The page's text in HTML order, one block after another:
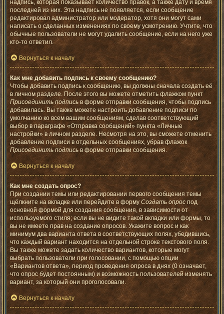
надпись, которая показывает количество правок, а также дату и время
последней из них. Эта надпись не появляется, если сообщение
редактировал администратор или модератор, хотя они могут сами
написать о сделанных изменениях по своему усмотрению. Учтите, что
обычные пользователи не могут удалить сообщение, если на него уже
кто-то ответил.
Вернуться к началу
Как мне добавить подпись к своему сообщению?
Чтобы добавить подпись к сообщению, вы должны сначала создать её
в личном разделе. После этого вы можете отметить флажком пункт
Присоединить подпись в форме отправки сообщения, чтобы подпись
добавилась. Вы также можете настроить добавление подписи по
умолчанию ко всем вашим сообщениям, сделав соответствующий
выбор в параграфе «Отправка сообщений» пункта «Личные
настройки» в личном разделе. Несмотря на это, вы сможете отменить
добавление подписи в отдельных сообщениях, убрав флажок
Присоединить подписьв форме отправки сообщения.
Вернуться к началу
Как мне создать опрос?
При создании темы или редактировании первого сообщения темы
щёлкните на вкладке или перейдите в форму Создать опрос под
основной формой для создания сообщения, в зависимости от
используемого стиля; если вы не видите такой вкладки или формы, то
вы не имеете прав на создание опросов. Укажите вопрос и как
минимум два варианта ответа в соответствующих полях, убедившись,
что каждый вариант находится на отдельной строке текстового поля.
Вы также можете задать количество вариантов, которые могут
выбрать пользователи при голосовании, с помощью опции
«Вариантов ответа», период проведения опроса в днях (0 означает,
что опрос будет постоянным) и возможность пользователей изменять
вариант, за который они проголосовали.
Вернуться к началу